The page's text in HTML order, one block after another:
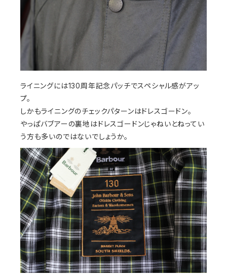
ライニングには130周年記念パッチでスペシャル感がアッ
プ。
しかもライニングのチェックパターンはドレスゴードン。
やっぱバブアーの裏地はドレスゴードンじゃねいとねってい
う方も多いのではないでしょうか。